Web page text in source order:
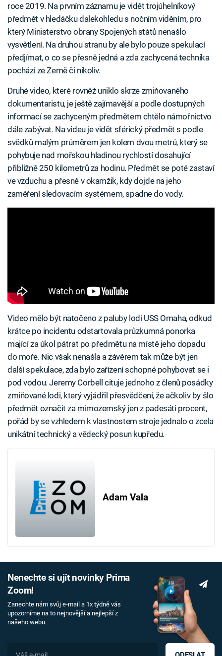
roce 2019. Na prvním záznamu je vidět trojúhelníkový
předmět v hledáčku dalekohledu s nočním viděním, pro
který Ministerstvo obrany Spojených států nenašlo
vysvětlení. Na druhou stranu by ale bylo pouze spekulací
předjímat, o co se přesně jedná a zda zachycená technika
pochází ze Země či nikoliv.
Druhé video, které rovněž uniklo skrze zmiňovaného
dokumentaristu, je ještě zajímavější a podle dostupných
informací se zachyceným předmětem chtělo námořnictvo
dále zabývat. Na videu je vidět sférický předmět s podle
svědků malým průměrem jen kolem dvou metrů, který se
pohybuje nad mořskou hladinou rychlostí dosahující
přibližně 250 kilometrů za hodinu. Předmět se poté zastaví
ve vzduchu a přesně v okamžik, kdy dojde na jeho
zaměření sledovacím systémem, spadne do vody.
Video mělo být natočeno z paluby lodi USS Omaha, odkud
krátce po incidentu odstartovala průzkumná ponorka
mající za úkol pátrat po předmětu na místě jeho dopadu
do moře. Nic však nenašla a závěrem tak může být jen
další spekulace, zda bylo zařízení schopné pohybovat se i
pod vodou. Jeremy Corbell cituje jednoho z členů posádky
zmiňované lodi, který vyjádřil přesvědčení, že ačkoliv by šlo
předmět označit za mimozemský jen z padesáti procent,
pořád by se vzhledem k vlastnostem stroje jednalo o zcela
unikátní technický a vědecký posun kupředu.
Adam Vala
Nenechte si ujít novinky Prima
Zoom!
Zanechte nám svůj e-mail a 1x týdně vás
upozorníme na to nejnovější a nejlepší z
našeho webu.